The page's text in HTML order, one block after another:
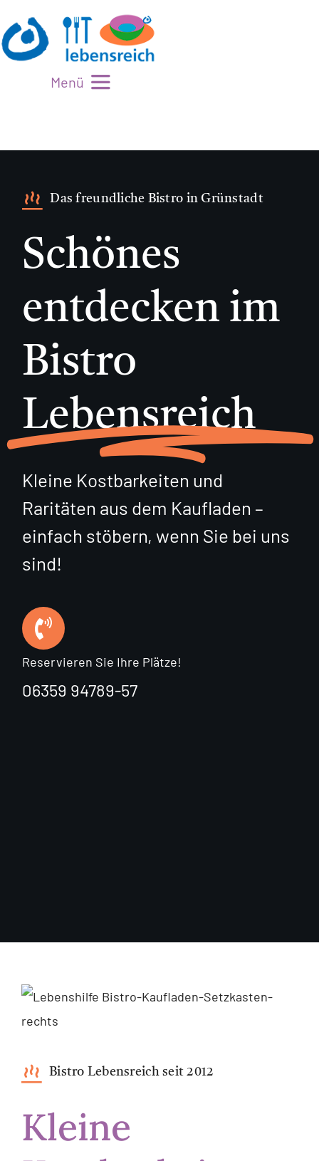
Inhalt
springen
Menü
Veranstaltungen
Kaufladen
Über uns
360°
Das freundliche Bistro in Grünstadt
Schönes
entdecken im
Bistro
Lebensreich
Kleine Kostbarkeiten und
Raritäten aus dem Kaufladen –
einfach stöbern, wenn Sie bei uns
sind!
Reservieren Sie Ihre Plätze!
06359 94789-57
Bistro Lebensreich seit 2012
Kleine